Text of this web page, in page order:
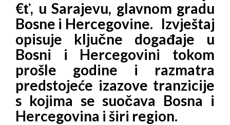
€ť, u Sarajevu, glavnom gradu
Bosne i Hercegovine. Izvještaj
opisuje ključne događaje u
Bosni i Hercegovini tokom
prošle godine i razmatra
predstojeće izazove tranzicije
s kojima se suočava Bosna i
Hercegovina i širi region.